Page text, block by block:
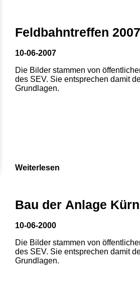
Feldbahntreffen 2007
10-06-2007
Die Bilder stammen von
des SEV. Sie entsprechen damit
Grundlagen.
6
Weiterlesen
Bau der Anlage
10-06-2000
Die Bilder stammen von
des SEV. Sie entsprechen damit
Grundlagen.